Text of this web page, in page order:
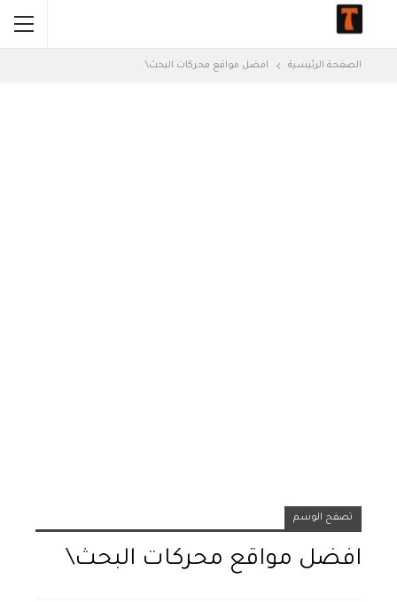
الصفحة الرئيسية افضل مواقع محركات البحث\
تصفح الوسم
افضل مواقع محركات البحث\